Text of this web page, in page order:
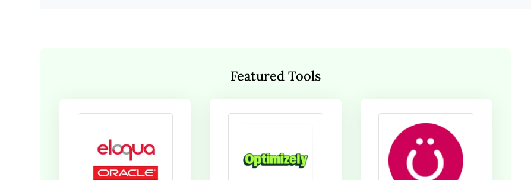
Featured Tools